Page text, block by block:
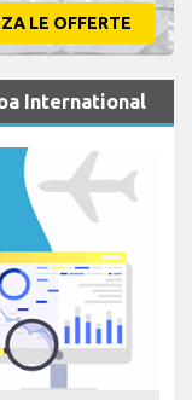
LE OFFERTE
International